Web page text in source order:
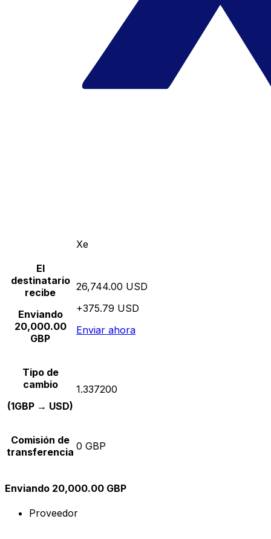
Xe
El
destinatario
recibe
Enviando
20,000.00
GBP
26,744.00 USD
+375.79 USD
Enviar ahora
Tipo de
cambio
(1GBP → USD)
1.337200
Comisión de
transferencia 0 GBP
Enviando 20,000.00 GBP
Proveedor